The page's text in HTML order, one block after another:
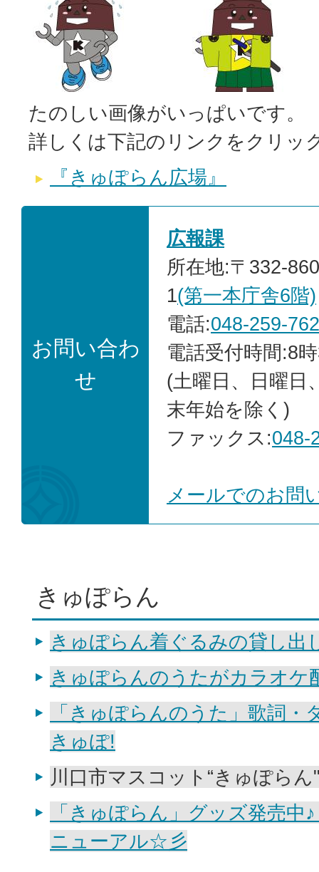
たのしい画像がいっぱいです。
詳しくは下記のリンクをクリッ
『きゅぽらん広場』
お問い合わ
せ
広報課
所在地:〒332-
1(第一本庁舎6階)
電話:048-259-
電話受付時間:8
(土曜日、日曜日
末年始を除く)
ファックス:048-
メールでのお問
きゅぽらん
きゅぽらん着ぐるみの貸し出
きゅぽらんのうたがカラオケ
「きゅぽらんのうた」歌詞・
きゅぽ!
川口市マスコット“きゅぽら
「きゅぽらん」グッズ発売中
ニューアル☆彡